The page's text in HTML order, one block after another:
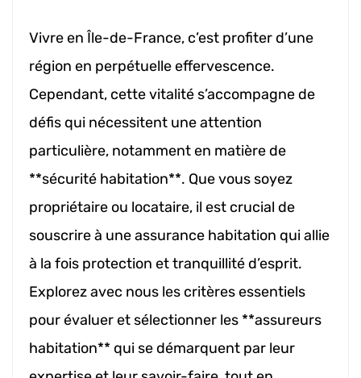
Vivre en Île-de-France, c’est profiter d’une
région en perpétuelle effervescence.
Cependant, cette vitalité s’accompagne de
défis qui nécessitent une attention
particulière, notamment en matière de
**sécurité habitation**. Que vous soyez
propriétaire ou locataire, il est crucial de
souscrire à une assurance habitation qui allie
à la fois protection et tranquillité d’esprit.
Explorez avec nous les critères essentiels
pour évaluer et sélectionner les **assureurs
habitation** qui se démarquent par leur